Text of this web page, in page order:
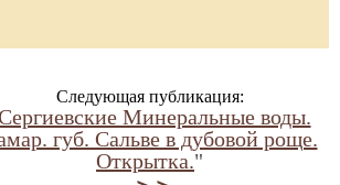
Следующая публикация:
Минеральные воды.
губ. Сальве в дубовой роще.
Открытка."